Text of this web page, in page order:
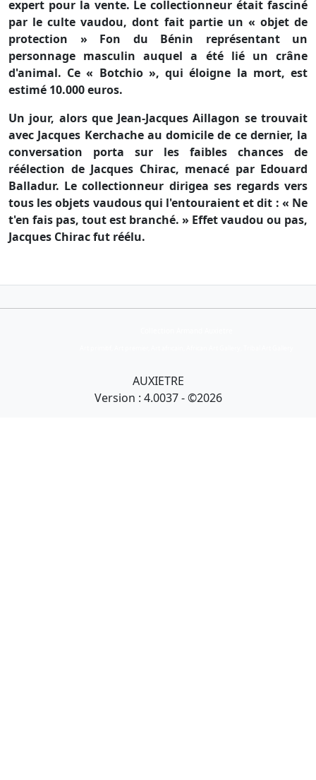
expert pour la vente. Le collectionneur était fasciné
par le culte vaudou, dont fait partie un « objet de
protection » Fon du Bénin représentant un
personnage masculin auquel a été lié un crâne
d'animal. Ce « Botchio », qui éloigne la mort, est
estimé 10.000 euros.
Un jour, alors que Jean-Jacques Aillagon se trouvait
avec Jacques Kerchache au domicile de ce dernier, la
conversation porta sur les faibles chances de
réélection de Jacques Chirac, menacé par Edouard
Balladur. Le collectionneur dirigea ses regards vers
tous les objets vaudous qui l'entouraient et dit : « Ne
t'en fais pas, tout est branché. » Effet vaudou ou pas,
Jacques Chirac fut réélu.
AUXIETRE
Version : 4.0037 - ©2026